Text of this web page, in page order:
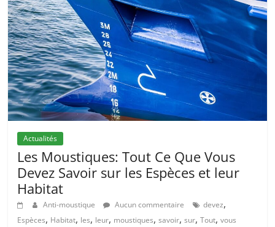
Actualités
Les Moustiques: Tout Ce Que Vous
Devez Savoir sur les Espèces et leur
Habitat
Anti-moustique Aucun commentaire devez,
Espèces, Habitat, les, leur, moustiques,savoir,sur,Tout,vous